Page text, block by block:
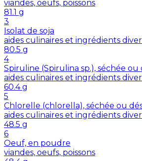
viandes, oeufs, poissons
81.1 g
3
Isolat de soja
aides culinaires et ingrédients
80.5 g
4
Spiruline (Spirulina sp.), séchée ou
aides culinaires et ingrédients
60.4 g
5
Chlorelle (chlorella), séchée ou
aides culinaires et ingrédients
48.5 g
6
Oeuf, en poudre
viandes, oeufs, poissons